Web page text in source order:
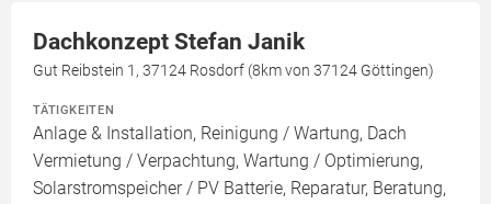
Dachkonzept Stefan Janik
Gut Reibstein 1, 37124 Rosdorf (8km von 37124 Göttingen)
TÄTIGKEITEN
Anlage & Installation, Reinigung / Wartung, Dach
Vermietung / Verpachtung, Wartung / Optimierung,
Solarstromspeicher / PV Batterie, Reparatur, Beratung,